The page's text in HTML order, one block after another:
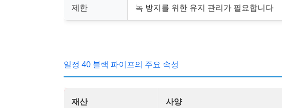
제한 녹 방지를 위한 유지 관리가 필요합니다
일정 40 블랙 파이프의 주요 속성
재산 사양